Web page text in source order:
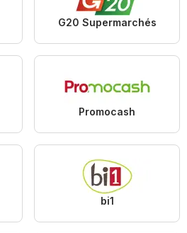
G20 Supermarchés
Promocash
bi1